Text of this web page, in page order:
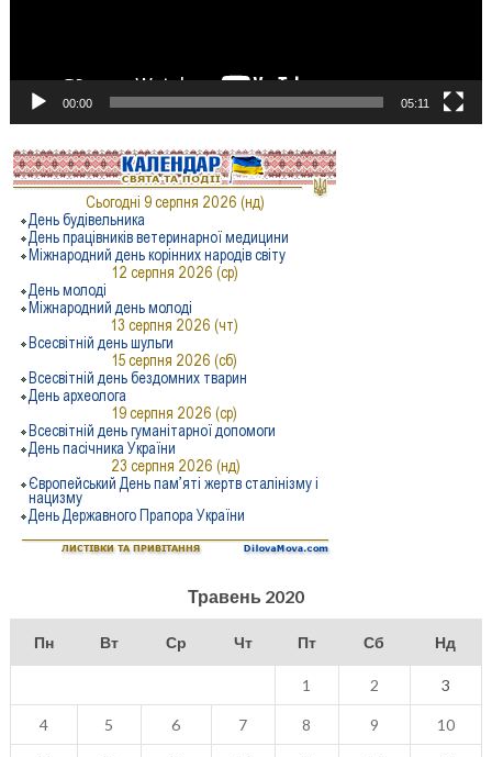
00:00 05:11
Травень 2020
Пн Вт Ср Чт Пт Сб Нд
1 2 3
4 5 6 7 8 9 10